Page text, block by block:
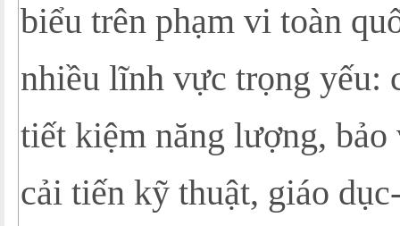
biểu trên phạm vi toàn
nhiều lĩnh vực trọng yếu:
tiết kiệm năng lượng,
cải tiến kỹ thuật, giáo